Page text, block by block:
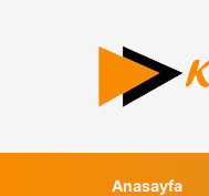
Anasayfa